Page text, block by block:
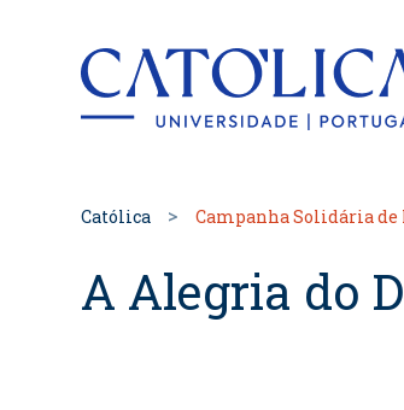
Católica Campanha Solidária de
A Alegria do